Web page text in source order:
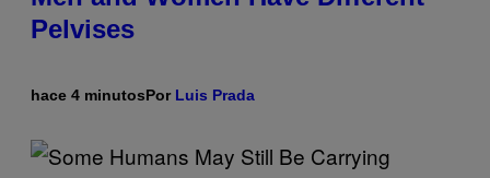
Pelvises
hace 4 minutosPor Luis Prada